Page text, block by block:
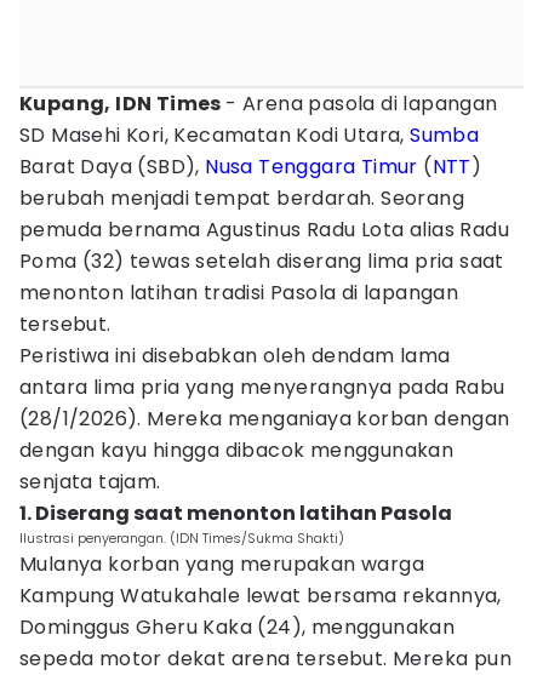
Kupang, IDN Times - Arena pasola di lapangan
SD Masehi Kori, Kecamatan Kodi Utara,Sumba
Barat Daya (SBD), Nusa Tenggara Timur (NTT)
berubah menjadi tempat berdarah. Seorang
pemuda bernama Agustinus Radu Lota alias Radu
Poma (32) tewas setelah diserang lima pria saat
menonton latihan tradisi Pasola di lapangan
tersebut.
Peristiwa ini disebabkan oleh dendam lama
antara lima pria yang menyerangnya pada Rabu
(28/1/2026). Mereka menganiaya korban dengan
dengan kayu hingga dibacok menggunakan
senjata tajam.
1. Diserang saat menonton latihan Pasola
Ilustrasi penyerangan. (IDN Times/Sukma Shakti)
Mulanya korban yang merupakan warga
Kampung Watukahale lewat bersama rekannya,
Dominggus Gheru Kaka (24), menggunakan
sepeda motor dekat arena tersebut. Mereka pun